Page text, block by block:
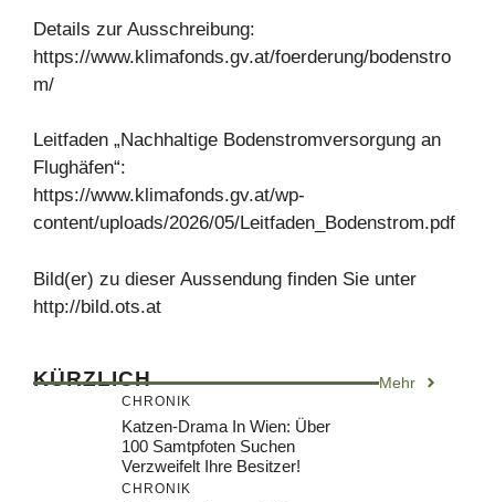
Details zur Ausschreibung:
https://www.klimafonds.gv.at/foerderung/bodenstro
m/
Leitfaden „Nachhaltige Bodenstromversorgung an
Flughäfen“:
https://www.klimafonds.gv.at/wp-
content/uploads/2026/05/Leitfaden_Bodenstrom.pdf
Bild(er) zu dieser Aussendung finden Sie unter
http://bild.ots.at
KÜRZLICH Mehr
CHRONIK
Katzen-Drama In Wien: Über
100 Samtpfoten Suchen
Verzweifelt Ihre Besitzer!
CHRONIK